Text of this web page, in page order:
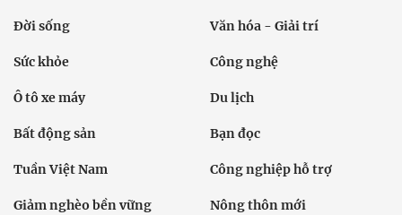
Đời sống Văn hóa - Giải trí
Sức khỏe Công nghệ
Ô tô xe máy Du lịch
Bất động sản Bạn đọc
Tuần Việt Nam Công nghiệp hỗ trợ
Giảm nghèo bền vững Nông thôn mới